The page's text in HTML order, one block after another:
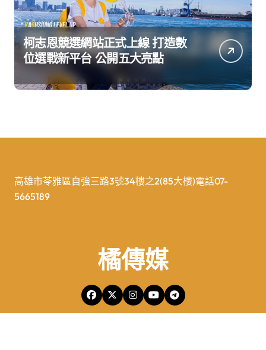
柯志恩競選網站正式上線 打造數
位選戰新平台 公開五大亮點
高雄市苓雅區自強三路3號34樓之2(85大樓)電話07-
5665189
橘傳媒